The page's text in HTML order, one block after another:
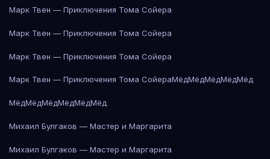
Марк Твен — Приключения Тома Сойера
Марк Твен — Приключения Тома Сойера
Марк Твен — Приключения Тома Сойера
Марк Твен — Приключения Тома СойераМёдМёдМёдМёдМёд
МёдМёдМёдМёдМёдМёд
Михаил Булгаков — Мастер и Маргарита
Михаил Булгаков — Мастер и Маргарита